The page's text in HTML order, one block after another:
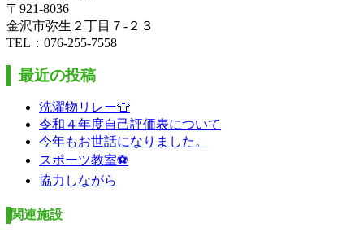
〒921-8036
金沢市弥生２丁目７-２３
TEL：076-255-7558
最近の投稿
洗濯物リレー👕
令和４年度自己評価表について
今年もお世話になりました。
スポーツ教室⚽
協力しながら
関連施設